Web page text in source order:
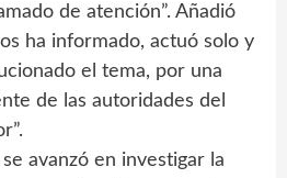
de atención”. Añadió
ha informado, actuó solo y
el tema, por una
de las autoridades del
avanzó en investigar la